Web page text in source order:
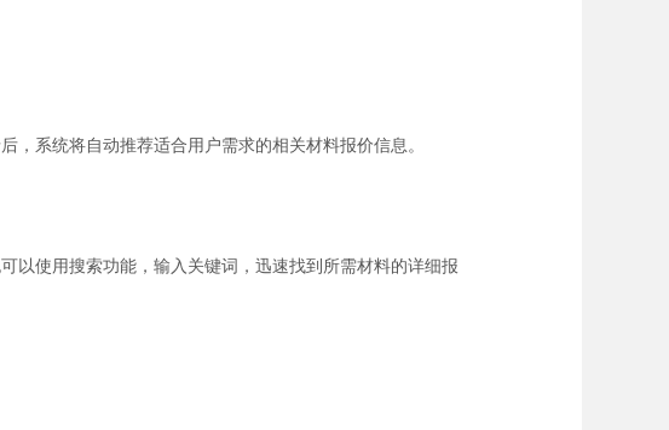
系统将自动推荐适合用户需求的相关材料报价信息。
以使用搜索功能，输入关键词，迅速找到所需材料的详细报